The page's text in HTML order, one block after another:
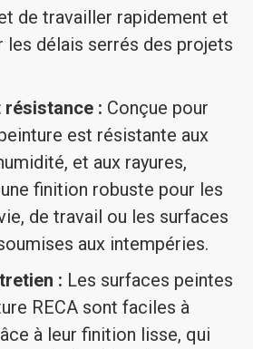
de travailler rapidement et
les délais serrés des projets
résistance : Conçue pour
est résistante aux
et aux rayures,
finition robuste pour les
de travail ou les surfaces
aux intempéries.
: Les surfaces peintes
RECA sont faciles à
à leur finition lisse, qui